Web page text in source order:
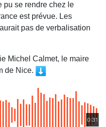
pu se rendre chez le
est prévue. Les
pas de verbalisation
Michel Calmet, le maire
de Nice.
0:31